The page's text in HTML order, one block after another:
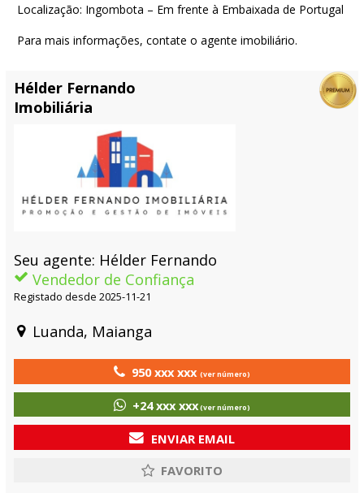
Localização: Ingombota – Em frente à Embaixada de Portugal
Para mais informações, contate o agente imobiliário.
Hélder Fernando
Imobiliária
Seu agente: Hélder Fernando
Vendedor de Confiança
Registado desde 2025-11-21
Luanda, Maianga
950 xxx xxx(ver número)
+24 xxx xxx(ver número)
ENVIAR EMAIL